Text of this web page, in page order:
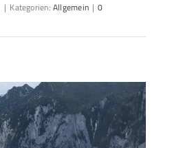
| Kategorien:Allgemein | 0